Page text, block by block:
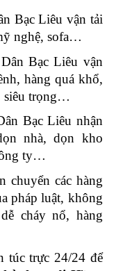
Bạc Liêu vận tải
nghệ, sofa…
Bạc Liêu vận
hàng quá khổ,
siêu trọng…
Bạc Liêu nhận
nhà, dọn kho
ty…
chuyển các hàng
pháp luật, không
cháy nổ, hàng
túc trực 24/24 để